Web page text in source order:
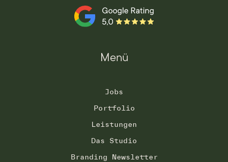
Menü
Jobs
Portfolio
Leistungen
Das Studio
Branding Newsletter